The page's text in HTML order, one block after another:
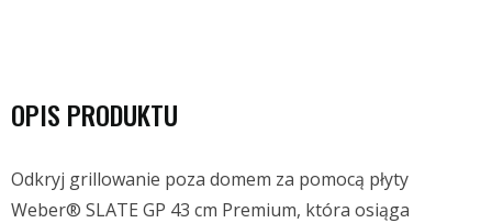
OPIS PRODUKTU
Odkryj grillowanie poza domem za pomocą płyty
Weber® SLATE GP 43 cm Premium, która osiąga